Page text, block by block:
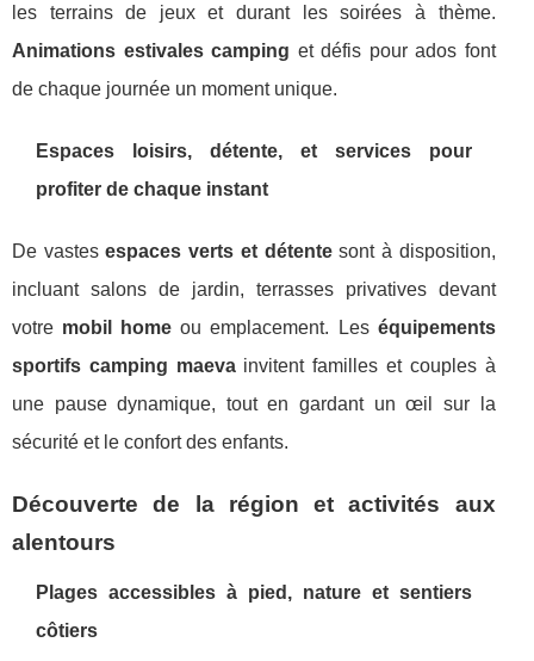
les terrains de jeux et durant les soirées à thème.
Animations estivales camping et défis pour ados font
de chaque journée un moment unique.
Espaces loisirs, détente, et services pour
profiter de chaque instant
De vastesespaces verts et détentesont à disposition,
incluant salons de jardin, terrasses privatives devant
votre mobil home ou emplacement. Les équipements
sportifs camping maevainvitent familles et couples à
une pause dynamique, tout en gardant un œil sur la
sécurité et le confort des enfants.
Découverte de la région et activités aux
alentours
Plages accessibles à pied, nature et sentiers
côtiers